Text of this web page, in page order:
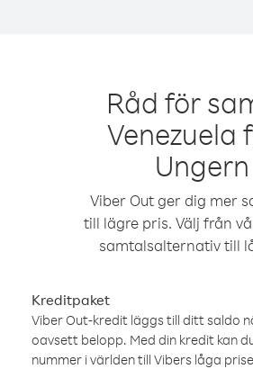
Råd för
Venezuela
Ungern
Viber Out ger dig mer
till lägre pris. Välj från
samtalsalternativ till
Kreditpaket
Viber Out-kredit läggs till ditt saldo
oavsett belopp. Med din kredit kan
nummer i världen till Vibers låga